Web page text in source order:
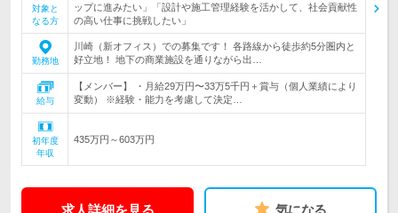
対象と
なる方
ップに進みたい」「設計や施工管理経験を活かして、社会貢献性
の高い仕事に挑戦したい」
勤務地
川崎（新オフィス）での募集です！ 各路線から徒歩約5分圏内と
好立地！ 地下の商業施設を通りながら出…
給与
【メンバー】 ・月給29万円〜33万5千円＋賞与（個人業績により
変動） ※経験・能力を考慮して決定…
初年度
年収
435万円～603万円
求人詳細を見る 気になる